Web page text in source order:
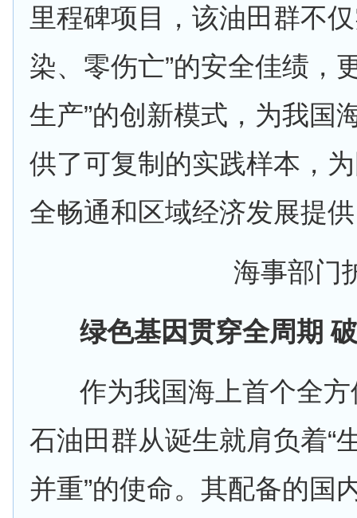
里程碑项目，该油田群不
染、零伤亡”的安全佳绩，
生产”的创新模式，为我国
供了可复制的实践样本，
全畅通和区域经济发展提
海事部门
绿色基因贯穿全周期
作为我国海上首个全方
石油田群从诞生就肩负着“
并重”的使命。其配备的国